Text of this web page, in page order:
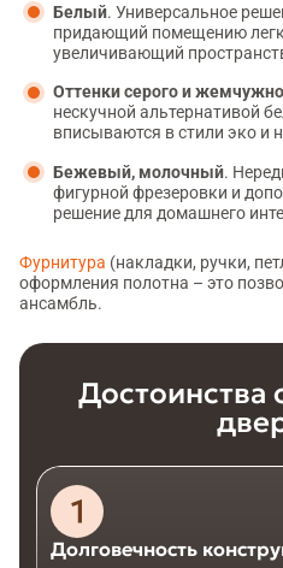
Белый. Универсальное
придающий помещению
увеличивающий
Оттенки серого и
нескучной альтернативой
вписываются в стили эко и
Бежевый, молочный.
фигурной фрезеровки и
решение для домашнего
Фурнитура (накладки, ручки,
оформления полотна – это
ансамбль.
Долговечность